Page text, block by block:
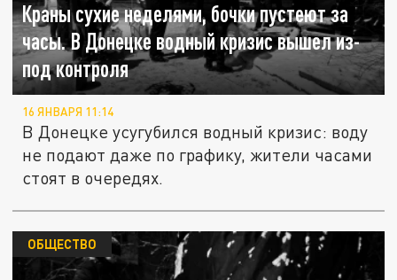
Краны сухие неделями, бочки пустеют за
часы. В Донецке водный кризис вышел из-
под контроля
16 ЯНВАРЯ 11:14
В Донецке усугубился водный кризис: воду
не подают даже по графику, жители часами
стоят в очередях.
ОБЩЕСТВО